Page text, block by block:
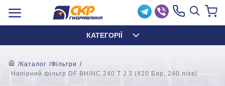
КАТЕГОРІЇ
Каталог
Фільтри
Напірний фільтр DF BH/HC 240 T J 3 (420 Бар, 240 л/хв)